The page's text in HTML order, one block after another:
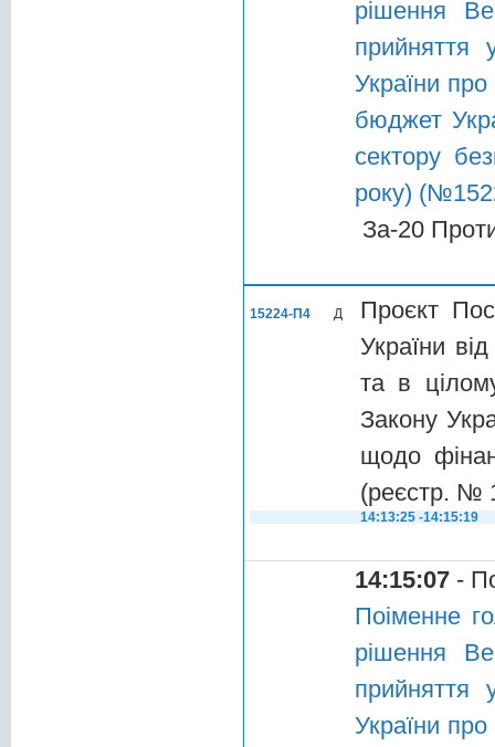
рішення
прийняття
України
бюджет
сектору
року)
За-20
15224-П4 Д
Проєкт
України
та в
Закону
щодо
(реєстр. №
14:13:25 -14:15:19
14:15:07 -
Поіменне
рішення
прийняття
України